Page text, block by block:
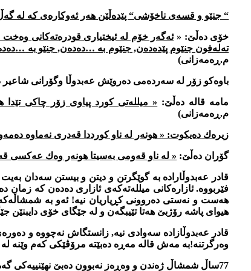
“ جنێو و قسه‌ی ناخۆشی“ پێده‌ڵێن هه‌ر ئه‌وكاره‌ی كه‌ له‌
خۆی ده‌ڵێ: «ئه‌گه‌ر خۆم له‌ ئیختیاری قودره‌ته‌كانی
ته‌له‌فون جنێوم پێده‌ده‌ن, جنێوم به‌ …ده‌ده‌ن, جنێو به‌ …
م.ڕه‌مه‌زانی)
باوه‌كو زۆر له سه‌رده‌می ده‌روێش عه‌بدوڵا وگۆرانی
مامه‌ قاله‌ ده‌ڵێ: « میلله‌تی كورد پیاوی زۆر چاكی تێدا
م.ڕه‌مه‌زانی)
زیره‌ك ده‌یكوت: « هونه‌ر له‌ ناو كورددا قه‌دری نه‌ماوه
گۆران ده‌ڵێ: « له‌ ناو قه‌ومی به‌سیتا هونه‌ر وه‌ك عه‌كسی
قادر عه‌بدوڵاراده‌ به‌ گوێگرتن و دیتن و بیستن سه‌دان
فێربووه. ئازاره‌كانی میلله‌ته‌كه‌ی ئازاری ده‌ده‌ن كه‌
هه‌ست و نه‌ستی ده‌روونی كڕیاریان نیه‌! ئه‌و به‌
هیوای پاشه‌ رۆژبێ هه‌تا تێیبگه‌ن و له‌ جێگای خۆی
وه‌رگرتنه‌!به‌ مه‌ش قاله‌ مه‌ڕه‌ ده‌بێته‌ مرۆڤێكی كه‌م وێنه‌ له‌
77ساڵ شمشاڵ ژه‌ندن و وه‌ڕه‌ز نه‌بوون ده‌بێ نهێنییه‌كی گه‌ه‌وره‌ی تێدا بێ, نهێنییه‌ك كه‌ ته‌نیا خۆی ده‌توانێ بیدركێنێ! نهێنییه‌ك كه‌ له لای زۆربه‌ی هونه‌رمه‌ندانی گه‌وره‌ی دنیا هه‌بووه‌و هه‌یه‌!!